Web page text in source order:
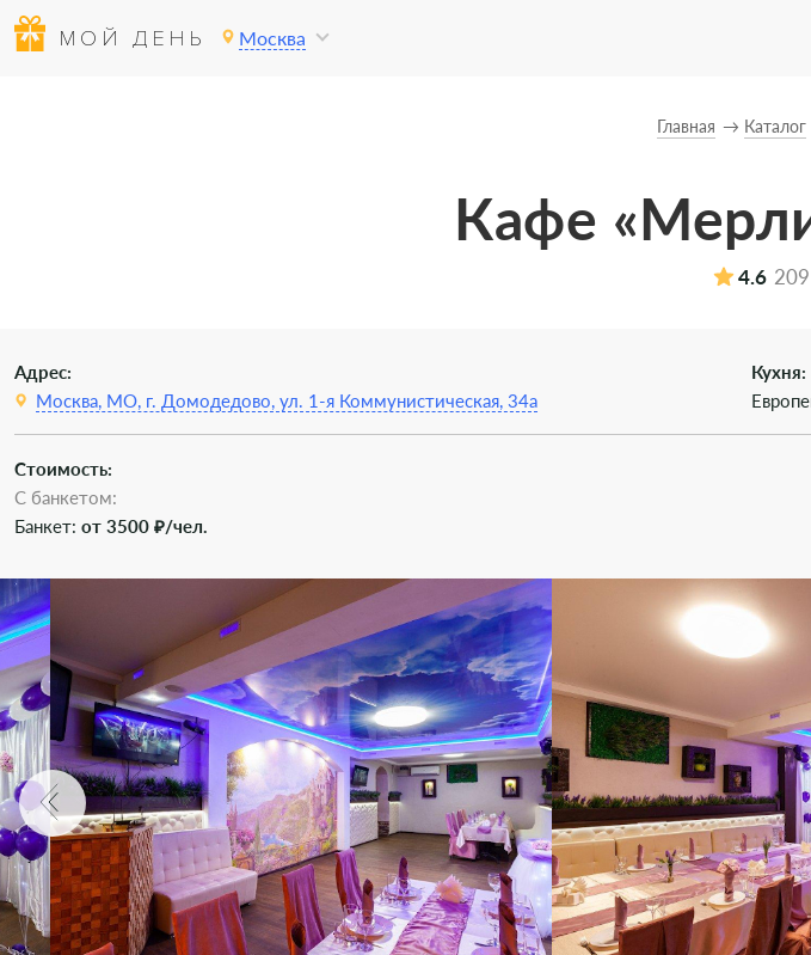
МОЙ ДЕНЬ Москва
Главная Каталог
Кафе
4.6
Адрес:
Москва, МО, г. Домодедово, ул. 1-я Коммунистическая, 34а
Кухня:
Стоимость:
С банкетом:
Банкет: от 3500 ₽/чел.